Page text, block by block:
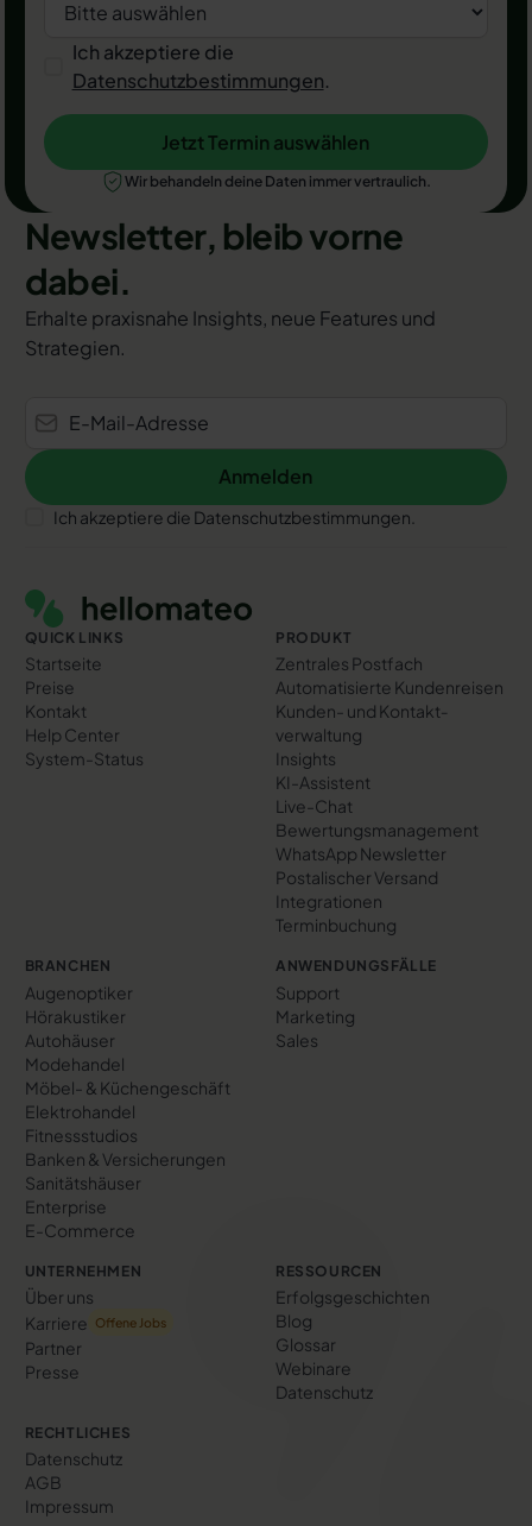
Ich akzeptiere die
Datenschutzbestimmungen.
Jetzt Termin auswählen
Jetzt Termin auswählen
Wir behandeln deine Daten immer vertraulich.
Newsletter, bleib vorne
dabei.
Erhalte praxisnahe Insights, neue Features und
Strategien.
Anmelden
Anmelden
Ich akzeptiere die Datenschutzbestimmungen.
QUICK LINKS
Startseite
Preise
Kontakt
Help Center
System-Status
PRODUKT
Zentrales Postfach
Automatisierte Kundenreisen
Kunden- und Kontakt­
verwaltung
Insights
KI-Assistent
Live-Chat
Bewertungs­management
WhatsApp Newsletter
Postalischer Versand
Integrationen
Terminbuchung
BRANCHEN
Augenoptiker
Hörakustiker
Autohäuser
Modehandel
Möbel- & Küchengeschäft
Elektrohandel
Fitnessstudios
Banken & Versicherungen
Sanitätshäuser
Enterprise
E-Commerce
ANWENDUNGSFÄLLE
Support
Marketing
Sales
UNTERNEHMEN
Über uns
Karriere
Offene Jobs
Partner
Presse
RESSOURCEN
Erfolgs­geschichten
Blog
Glossar
Webinare
Datenschutz
RECHTLICHES
Datenschutz
AGB
Impressum